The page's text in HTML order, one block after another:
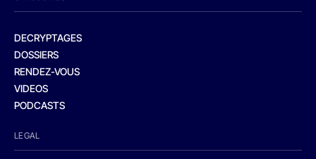
DECRYPTAGES
DOSSIERS
RENDEZ-VOUS
VIDEOS
PODCASTS
LEGAL